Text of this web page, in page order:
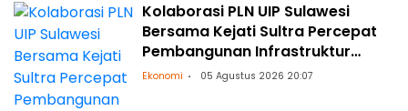
Kolaborasi PLN UIP Sulawesi
Bersama Kejati Sultra Percepat
Pembangunan Infrastruktur
Ketenagalistrikan
Ekonomi 05 Agustus 2026 20:07